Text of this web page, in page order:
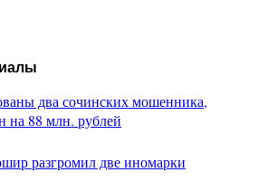
два сочинских мошенника,
на 88 млн. рублей
разгромил две иномарки